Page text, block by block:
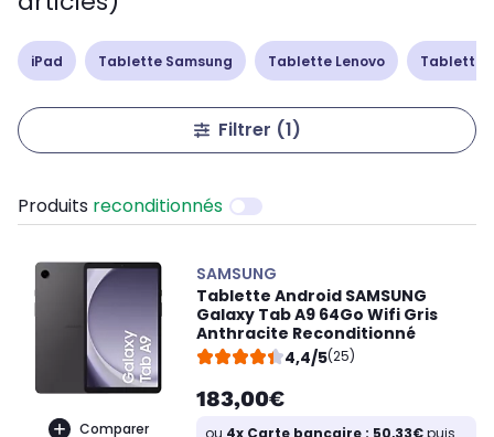
iPad Tablette Samsung Tablette Lenovo Tablette
Filtrer (1)
Produits reconditionnés
Comparer
SAMSUNG
Tablette Android SAMSUNG
Galaxy Tab A9 64Go Wifi Gris
Anthracite Reconditionné
4,4/5(25)
183,00€
ou 4x Carte bancaire : 50,33€puis